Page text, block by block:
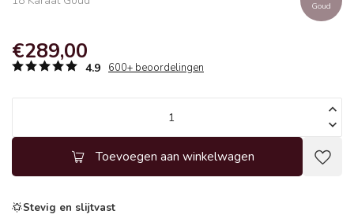
Goud
€289,00
4.9 600+ beoordelingen
Toevoegen aan winkelwagen
Stevig en slijtvast